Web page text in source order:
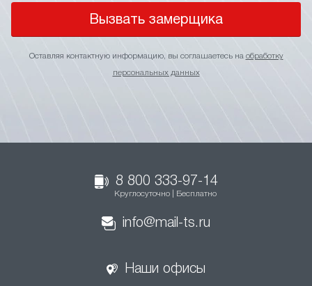
Вызвать замерщика
Оставляя контактную информацию, вы соглашаетесь на обработку
персональных данных
8 800 333-97-14
Круглосуточно | Бесплатно
info@mail-ts.ru
Наши офисы